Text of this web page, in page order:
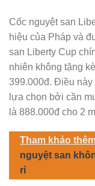
Cốc nguyệt san
hiệu của Pháp và
san Liberty Cup
nhiên không tặng
399.000đ. Điều này
lựa chọn bởi cần
là 888.000đ cho 2
Tham khảo
nguyệt san
rỉ